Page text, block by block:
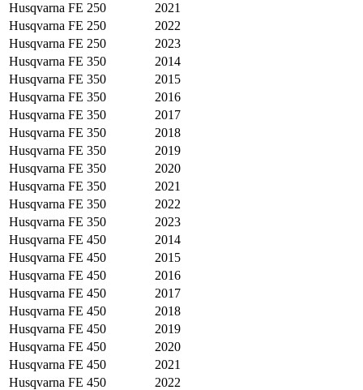
Husqvarna FE 250
2021
Husqvarna FE 250
2022
Husqvarna FE 250
2023
Husqvarna FE 350
2014
Husqvarna FE 350
2015
Husqvarna FE 350
2016
Husqvarna FE 350
2017
Husqvarna FE 350
2018
Husqvarna FE 350
2019
Husqvarna FE 350
2020
Husqvarna FE 350
2021
Husqvarna FE 350
2022
Husqvarna FE 350
2023
Husqvarna FE 450
2014
Husqvarna FE 450
2015
Husqvarna FE 450
2016
Husqvarna FE 450
2017
Husqvarna FE 450
2018
Husqvarna FE 450
2019
Husqvarna FE 450
2020
Husqvarna FE 450
2021
Husqvarna FE 450
2022